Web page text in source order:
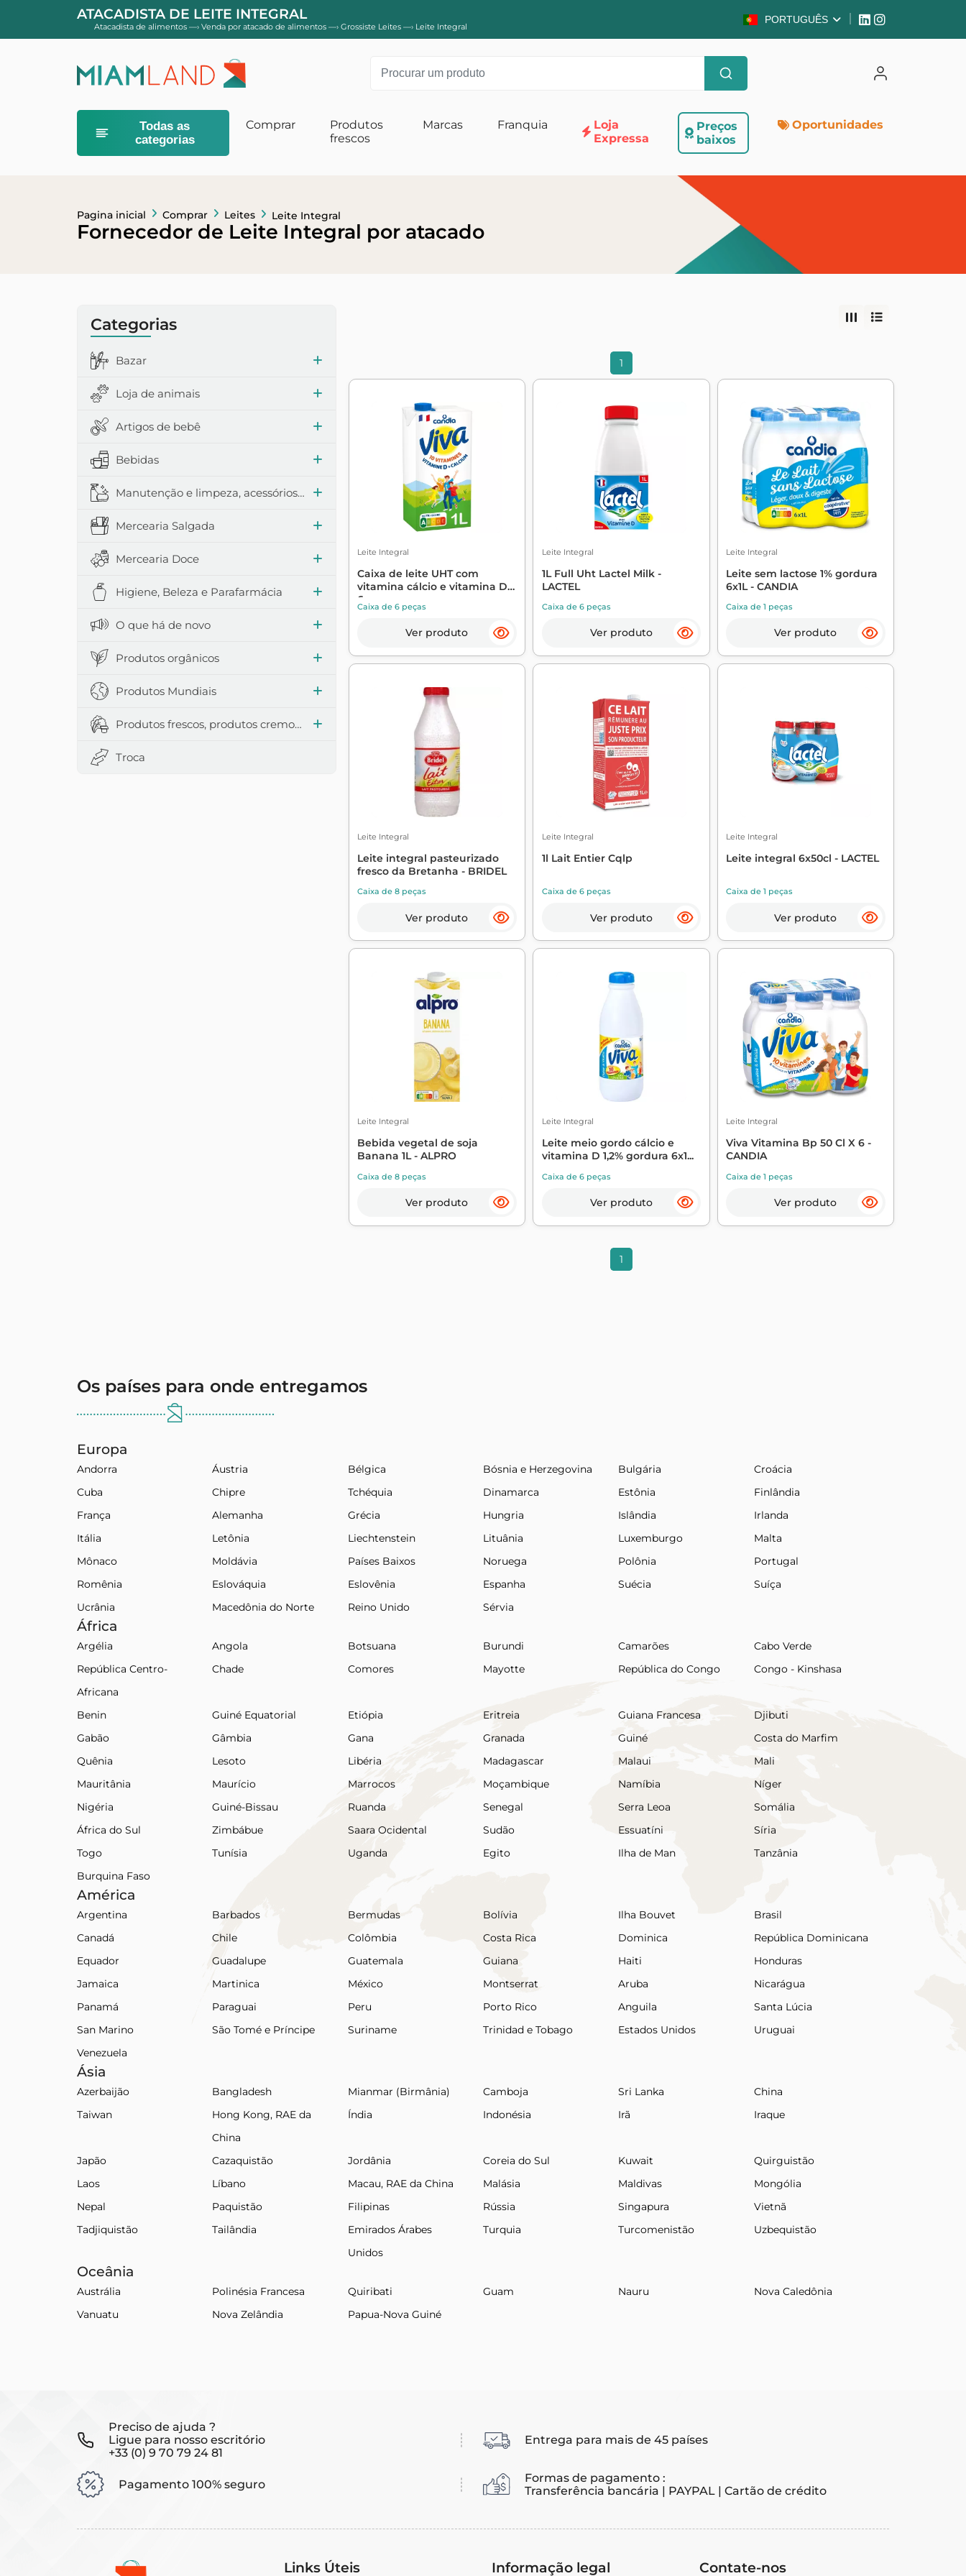
ATACADISTA DE LEITE INTEGRAL
Atacadista de alimentos —› Venda por atacado de alimentos —› Grossiste Leites —›Leite Integral
PORTUGUÊS
Todas as
categorias
Sobremesas e sulcos
Tamanho 4 camadas
Comprar
Produtos
frescos
Marcas Franquia
Loja
Expressa
Preços
baixos
Oportunidades
Pagina inicial Comprar Leites Leite Integral
Fornecedor de Leite Integral por atacado
Categorias
Bazar
Loja de animais
Artigos de bebê
Bebidas
Manutenção e limpeza, acessórios domésticos
Mercearia Salgada
Mercearia Doce
Higiene, Beleza e Parafarmácia
O que há de novo
Produtos orgânicos
Produtos Mundiais
Produtos frescos, produtos cremosos e leiteiros
Troca
1
Leite Integral
Caixa de leite UHT com
vitamina cálcio e vitamina D
6...
Caixa de 6 peças
Ver produto
Leite Integral
1L Full Uht Lactel Milk -
LACTEL
Caixa de 6 peças
Ver produto
Leite Integral
Leite sem lactose 1% gordura
6x1L - CANDIA
Caixa de 1 peças
Ver produto
Leite Integral
Leite integral pasteurizado
fresco da Bretanha - BRIDEL
Caixa de 8 peças
Ver produto
Leite Integral
1l Lait Entier Cqlp
Caixa de 6 peças
Ver produto
Leite Integral
Leite integral 6x50cl - LACTEL
Caixa de 1 peças
Ver produto
Leite Integral
Bebida vegetal de soja
Banana 1L - ALPRO
Caixa de 8 peças
Ver produto
Leite Integral
Leite meio gordo cálcio e
vitamina D 1,2% gordura 6x1...
Caixa de 6 peças
Ver produto
Leite Integral
Viva Vitamina Bp 50 Cl X 6 -
CANDIA
Caixa de 1 peças
Ver produto
1
Os países para onde entregamos
Europa
Andorra Áustria Bélgica Bósnia e Herzegovina Bulgária
Croácia
Cuba
Chipre Tchéquia Dinamarca Estônia
Finlândia
França
Alemanha Grécia Hungria Islândia
Irlanda
Itália
Letônia Liechtenstein Lituânia Luxemburgo
Malta
Mônaco
Moldávia Países Baixos Noruega Polônia
Portugal
Romênia
Eslováquia Eslovênia Espanha Suécia
Suíça
Ucrânia
Macedônia do Norte Reino Unido Sérvia
África
Argélia Angola Botsuana Burundi Camarões
Cabo Verde
República Centro-
Africana
Chade Comores Mayotte República do Congo Congo - Kinshasa
Benin Guiné Equatorial Etiópia Eritreia Guiana Francesa
Djibuti
Gabão
Gâmbia Gana Granada Guiné
Costa do Marfim
Quênia
Lesoto Libéria Madagascar Malaui
Mali
Mauritânia
Maurício Marrocos Moçambique Namíbia
Níger
Nigéria
Guiné-Bissau Ruanda Senegal Serra Leoa
Somália
África do Sul
Zimbábue Saara Ocidental Sudão Essuatíni
Síria
Togo
Tunísia Uganda Egito Ilha de Man
Tanzânia
Burquina Faso
América
Argentina Barbados Bermudas Bolívia Ilha Bouvet
Brasil
Canadá
Chile Colômbia Costa Rica Dominica
República Dominicana
Equador
Guadalupe Guatemala Guiana Haiti
Honduras
Jamaica
Martinica México Montserrat Aruba
Nicarágua
Panamá
Paraguai Peru Porto Rico Anguila
Santa Lúcia
San Marino
São Tomé e Príncipe Suriname Trinidad e Tobago Estados Unidos
Uruguai
Venezuela
Ásia
Azerbaijão Bangladesh Mianmar (Birmânia) Camboja Sri Lanka
China
Taiwan
Hong Kong, RAE da
China
Índia Indonésia Irã Iraque
Japão Cazaquistão Jordânia Coreia do Sul Kuwait
Quirguistão
Laos
Líbano Macau, RAE da China Malásia Maldivas
Mongólia
Nepal
Paquistão Filipinas Rússia Singapura
Vietnã
Tadjiquistão
Tailândia
Emirados Árabes
Unidos
Turquia Turcomenistão Uzbequistão
Oceânia
Austrália Polinésia Francesa Quiribati Guam Nauru
Nova Caledônia
Vanuatu
Nova Zelândia Papua-Nova Guiné
Preciso de ajuda ?
Ligue para nosso escritório
+33 (0) 9 70 79 24 81
Entrega para mais de 45 países
Pagamento 100% seguro
Formas de pagamento :
Transferência bancária | PAYPAL | Cartão de crédito
Links Úteis Informação legal Contate-nos